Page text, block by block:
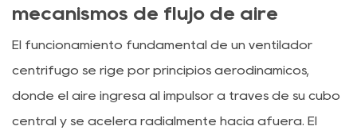
mecanismos de flujo de aire
El funcionamiento fundamental de un ventilador
centrífugo se rige por principios aerodinámicos,
donde el aire ingresa al impulsor a través de su cubo
central y se acelera radialmente hacia afuera. El